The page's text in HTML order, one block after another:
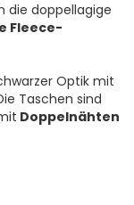
die doppellagige
Fleece-
Optik mit
Taschen sind
Doppelnähten